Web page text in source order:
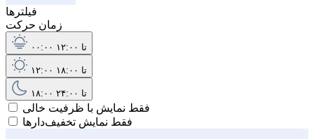
فیلترها
زمان حرکت
۰۰:۰۰ تا ۱۲:۰۰
۱۲:۰۰ تا ۱۸:۰۰
۱۸:۰۰ تا ۲۴:۰۰
فقط نمایش با ظرفیت خالی
فقط نمایش تخفیف‌دارها